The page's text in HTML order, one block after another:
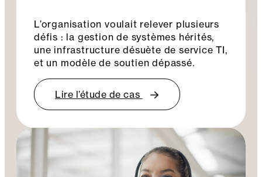
L’organisation voulait relever plusieurs
défis : la gestion de systèmes hérités,
une infrastructure désuète de service TI,
et un modèle de soutien dépassé.
Lire l’étude de cas